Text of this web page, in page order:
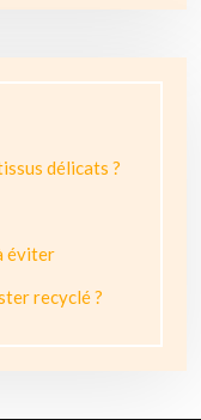
délicats ?
éviter
recyclé ?